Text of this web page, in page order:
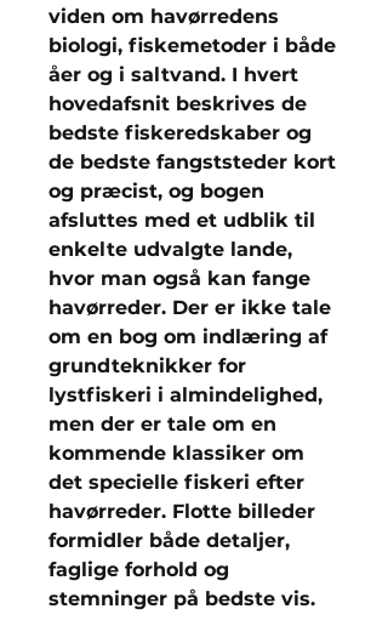
viden om havørredens
biologi, fiskemetoder i både
åer og i saltvand. I hvert
hovedafsnit beskrives de
bedste fiskeredskaber og
de bedste fangststeder kort
og præcist, og bogen
afsluttes med et udblik til
enkelte udvalgte lande,
hvor man også kan fange
havørreder. Der er ikke tale
om en bog om indlæring af
grundteknikker for
lystfiskeri i almindelighed,
men der er tale om en
kommende klassiker om
det specielle fiskeri efter
havørreder. Flotte billeder
formidler både detaljer,
faglige forhold og
stemninger på bedste vis.